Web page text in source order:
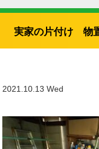
実家の片付け 物
2021.10.13 Wed